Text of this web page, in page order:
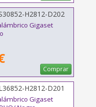
H2812-D202
Gigaset
Comprar
H2812-D201
Gigaset